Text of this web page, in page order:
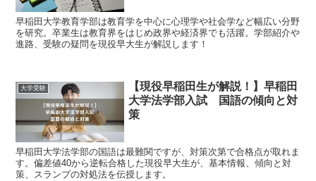
早稲田大学教育学部は教育学を中心に心理学や社会学など幅広い分野
を研究。卒業生は教育界をはじめ政界や経済界でも活躍。学部紹介や
進路、受験の疑問を現役早大生が解説します！
大学受験
【現役早稲田生が解説！】早稲田
大学法学部入試 国語の傾向と対
策
早稲田大学法学部の国語は最難関ですが、対策次第で合格点が取れま
す。偏差値40から逆転合格した現役早大生が、基本情報、傾向と対
策、スランプの対処法を伝授します。